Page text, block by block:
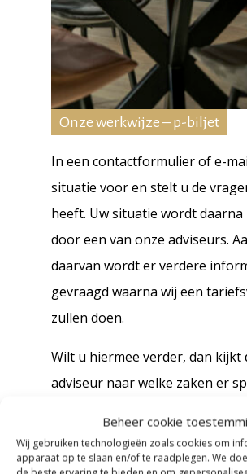
Beheer cookie
Wij gebruiken technologieën zoals cookies om
apparaat op te slaan en/of te raadplegen. We
Onze werkwijze – p-biljet
In een contactformulier of e-
situatie voor en stelt u de
heeft. Uw situatie wordt daarna
door een van onze adviseurs.
daarvan wordt er verdere
gevraagd waarna wij een
zullen doen.
Wilt u hiermee verder, dan kijkt
adviseur naar welke zaken er
onderdelen belangrijk zijn om
te regelen. Er wordt ook een